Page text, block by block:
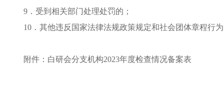
9．受到相关部门处理处罚的；
10．其他违反国家法律法规政策规定和社会团体章程行
附件：白研会分支机构2023年度检查情况备案表